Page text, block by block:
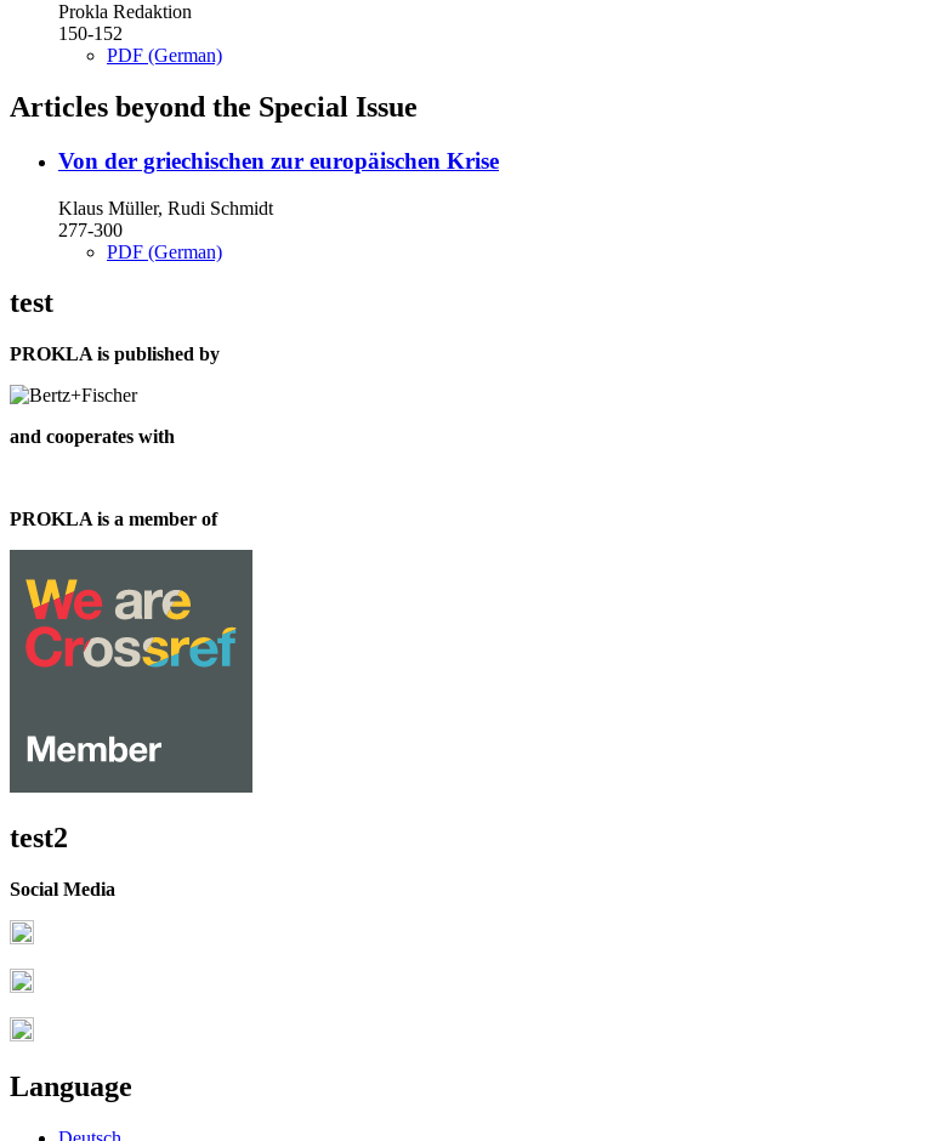
Prokla Redaktion
150-152
PDF (German)
Articles beyond the Special Issue
Von der griechischen zur europäischen Krise
Klaus Müller, Rudi Schmidt
277-300
PDF (German)
test
PROKLA is published by
and cooperates with
PROKLA is a member of
test2
Social Media
Language